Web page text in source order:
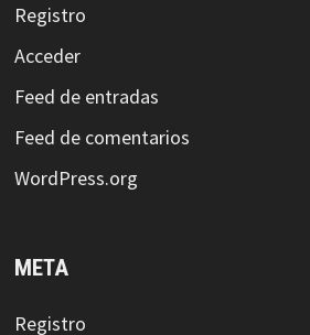
Registro
Acceder
Feed de entradas
Feed de comentarios
WordPress.org
META
Registro